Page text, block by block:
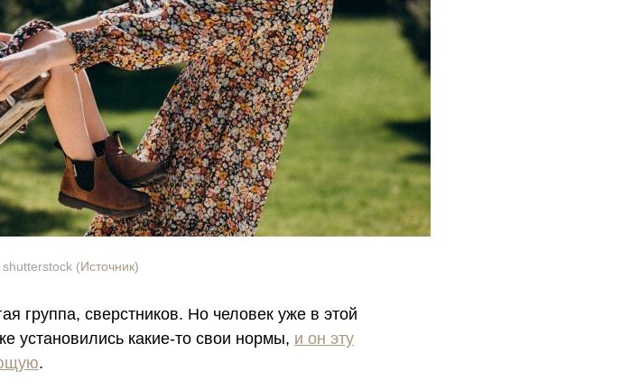
(Источник)
группа, сверстников. Но человек уже в этой
установились какие-то свои нормы, и он эту
.